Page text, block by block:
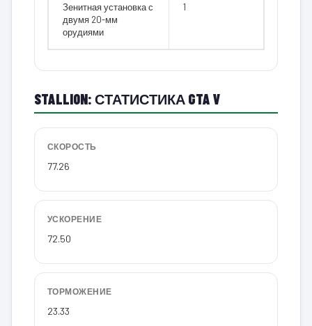
Зенитная установка с
двумя 20-мм
орудиями
1
STALLION: СТАТИСТИКА GTA V
СКОРОСТЬ
77.26
УСКОРЕНИЕ
72.50
ТОРМОЖЕНИЕ
23.33